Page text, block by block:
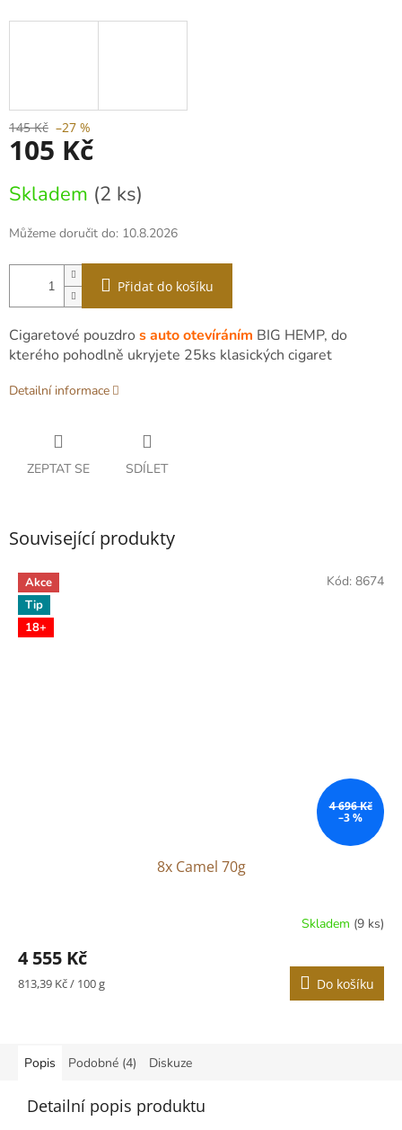
145 Kč –27 %
105 Kč
cena:
Skladem (2 ks)
Můžeme doručit do: 10.8.2026
Přidat do košíku
Cigaretové pouzdro s auto otevíráním BIG HEMP, do
kterého pohodlně ukryjete 25ks klasických cigaret
Detailní informace
ZEPTAT SE SDÍLET
Související produkty
Akce
Tip
18+
4 696 Kč
–3 %
8x Camel 70g
Skladem (9 ks)
4 555 Kč
Měrná
813,39 Kč / 100 g Do košíku
Kód: 8674
Popis Podobné (4) Diskuze
Detailní popis produktu